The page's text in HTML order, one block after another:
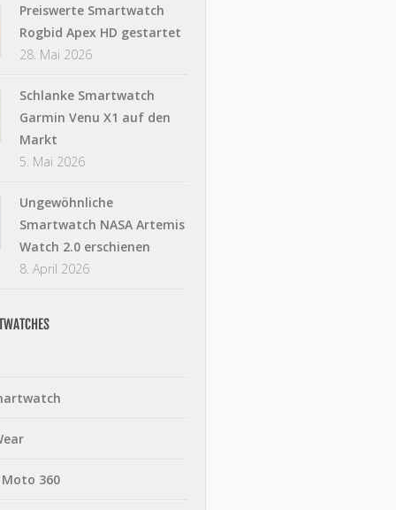
Preiswerte Smartwatch
Rogbid Apex HD gestartet
28. Mai 2026
Schlanke Smartwatch
Garmin Venu X1 auf den
Markt
5. Mai 2026
Ungewöhnliche
Smartwatch NASA Artemis
Watch 2.0 erschienen
8. April 2026
360